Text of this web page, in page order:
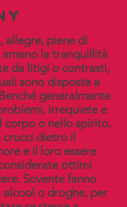
allegre, piene di
la tranquillità
da litigi o contrasti,
sono disposte a
generalmente
irrequiete e
corpo o nello spirito,
dietro il
e il loro essere
ottimi
Sovente fanno
alcool o droghe, per